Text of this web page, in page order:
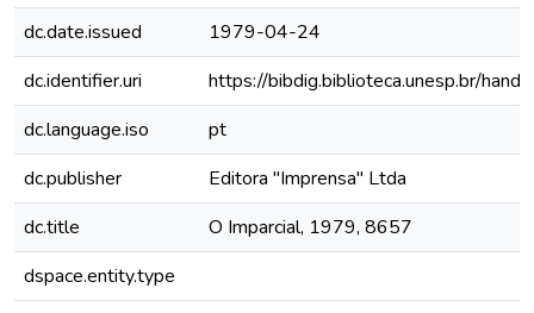
dc.date.issued
1979-04-24
dc.identifier.uri
https://bibdig.biblioteca.unesp.br/
dc.language.iso
pt
dc.publisher
Editora "Imprensa" Ltda
dc.title
O Imparcial, 1979, 8657
dspace.entity.type